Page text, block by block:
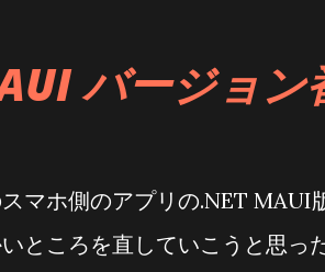
が まあ、解決してよかった ↓
で読めないよ スマホアプ
ラス名を決め始めただけ) な
メント出力してないよなと思
バージョン
マホ側のアプリの.NET MAUI
ところを直していこうと思っ